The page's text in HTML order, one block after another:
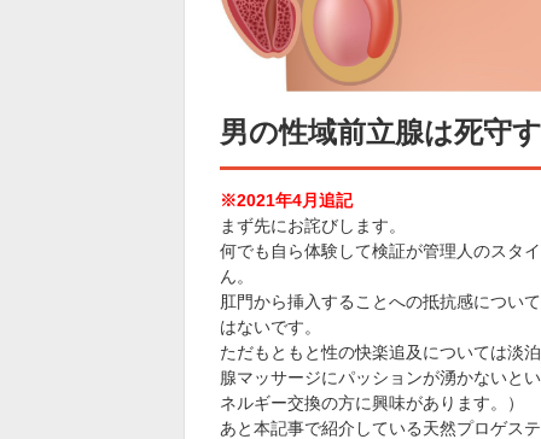
男の性域前立腺は死守
※2021年4月追記
まず先にお詫びします。
何でも自ら体験して検証が管理人のスタ
ん。
肛門から挿入することへの抵抗感につい
はないです。
ただもともと性の快楽追及については淡
腺マッサージにパッションが湧かないと
ネルギー交換の方に興味があります。）
あと本記事で紹介している天然プロゲス